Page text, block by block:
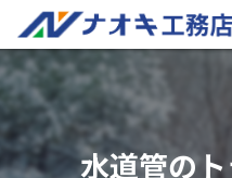
水道管の